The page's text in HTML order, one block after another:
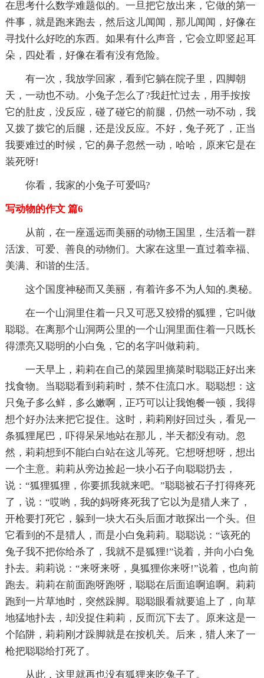
在思考什么数学难题似的。一旦把它放出来，它做的第一
件事，就是跑来跑去，然后这儿闻闻，那儿闻闻，好像在
寻找什么好吃的东西。如果有什么声音，它会立即竖起耳
朵，四处看，好像在看有没有危险。
有一次，我放学回家，看到它躺在院子里，四脚朝
天，一动也不动。小兔子怎么了?我赶忙过去，用手按按
它的肚皮，没反应，碰了碰它的前腿，仍然一动不动，我
又拨了拨它的后腿，还是没反应。不好，兔子死了，正当
我要难过的时候，它的鼻子忽然一动，哈哈，原来它是在
装死呀!
你看，我家的小兔子可爱吗?
写动物的作文 篇6
从前，在一座遥远而美丽的动物王国里，生活着一群
活泼、可爱、善良的动物们。大家在这里一直过着幸福、
美满、和谐的生活。
这个国度神秘而又美丽，有着许多不为人知的.奥秘。
在一个山洞里住着一只又可恶又狡猾的狐狸，它叫做
聪聪。在离那个山洞两公里的一个山洞里面住着一只既长
得漂亮又聪明的小白兔，它的名字叫做莉莉。
一天早上，莉莉在自己的菜园里摘菜时聪聪正好出来
找食物。当聪聪看到莉莉时，禁不住流口水。聪聪想：这
只兔子多么鲜，多么嫩啊，正巧可以让我饱餐一顿，我得
想个好办法来把它捉住。这时，莉莉刚好回过头，看见一
条狐狸尾巴，吓得呆呆地站在那儿，半天都没有动。忽
然，莉莉想到不能白白站在这儿等死。它想呀想呀，想出
一个主意。莉莉从旁边捡起一块小石子向聪聪扔去，
说：“狐狸狐狸，你要抓我就来吧。”聪聪被石子打得疼死
了，说：“哎哟，我的妈呀疼死我了它以为是猎人来了，
开枪要打死它，躲到一块大石头后面才敢探出一个头。但
它看到的不是猎人，而是小白兔莉莉。聪聪说：“该死的
兔子我不把你给杀了，我就不是狐狸!”说着，并向小白兔
扑去。莉莉说：“来呀来呀，臭狐狸你来呀!”说着，也向前
跑去。莉莉在前面跑呀跑呀，聪聪在后面追啊追啊。莉莉
跑到一片草地时，突然跺脚。聪聪眼看就要追上了，向草
地猛地扑去，却没捉住莉莉，反而沉下去了。原来这是一
个陷阱，莉莉刚才跺脚就是在按机关。后来，猎人来了一
枪把聪聪给打死了。
从此，这里就再也没有狐狸来吃兔子了。